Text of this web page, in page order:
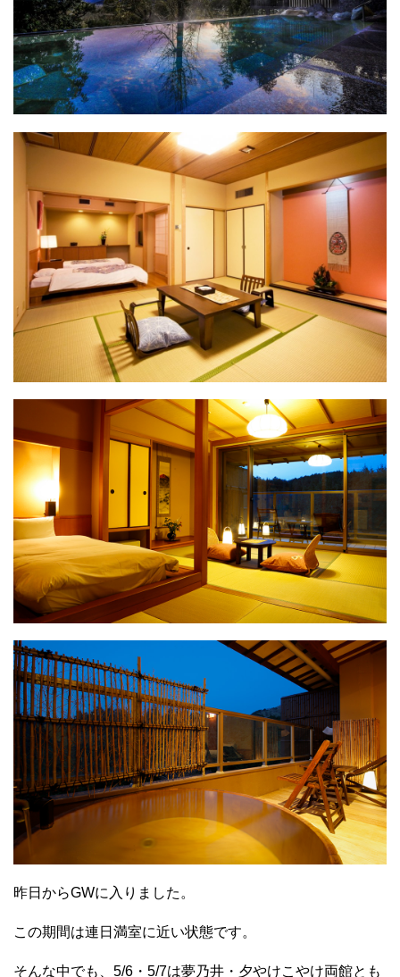
昨日からGWに入りました。
この期間は連日満室に近い状態です。
そんな中でも、5/6・5/7は夢乃井・夕やけこやけ両館とも